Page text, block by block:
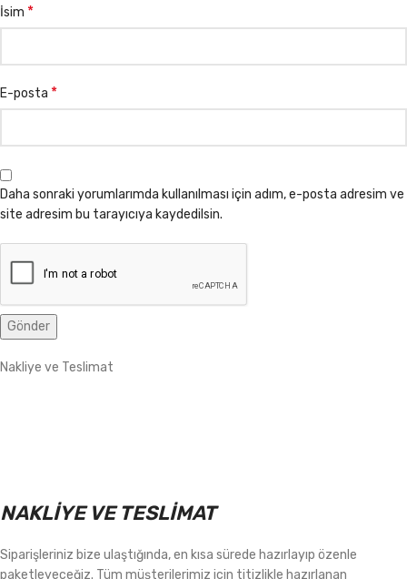
İsim *
E-posta *
Daha sonraki yorumlarımda kullanılması için adım, e-posta adresim ve
site adresim bu tarayıcıya kaydedilsin.
Nakliye ve Teslimat
NAKLİYE VE TESLİMAT
Siparişleriniz bize ulaştığında, en kısa sürede hazırlayıp özenle
paketleyeceğiz. Tüm müşterilerimiz için titizlikle hazırlanan